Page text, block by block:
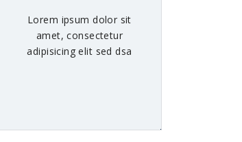
Lorem ipsum dolor sit
amet, consectetur
adipisicing elit sed dsa